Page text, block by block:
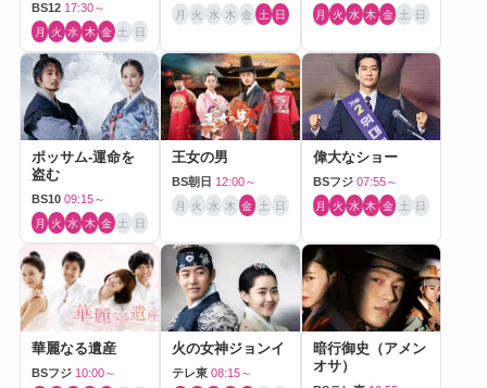
BS12 17:30～
月 火 水 木 金 土 日
月 火 水 木 金 土 日 月 火 水 木 金 土 日
ポッサム-運命を
盗む
BS10 09:15～
月 火 水 木 金 土 日
王女の男
BS朝日 12:00～
月 火 水 木 金 土 日
偉大なショー
BSフジ 07:55～
月 火 水 木 金 土 日
華麗なる遺産
BSフジ 10:00～
火の女神ジョンイ
テレ東 08:15～
暗行御史（アメン
オサ）